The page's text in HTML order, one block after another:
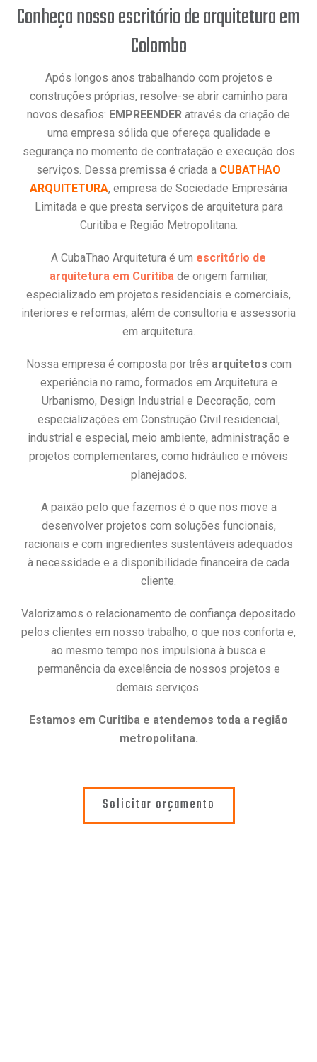
Conheça nosso escritório de arquitetura em
Colombo
Após longos anos trabalhando com projetos e
construções próprias, resolve-se abrir caminho para
novos desafios: EMPREENDER através da criação de
uma empresa sólida que ofereça qualidade e
segurança no momento de contratação e execução dos
serviços. Dessa premissa é criada a CUBATHAO
ARQUITETURA, empresa de Sociedade Empresária
Limitada e que presta serviços de arquitetura para
Curitiba e Região Metropolitana.
A CubaThao Arquitetura é um escritório de
arquitetura em Curitibade origem familiar,
especializado em projetos residenciais e comerciais,
interiores e reformas, além de consultoria e assessoria
em arquitetura.
Nossa empresa é composta por três arquitetos com
experiência no ramo, formados em Arquitetura e
Urbanismo, Design Industrial e Decoração, com
especializações em Construção Civil residencial,
industrial e especial, meio ambiente, administração e
projetos complementares, como hidráulico e móveis
planejados.
A paixão pelo que fazemos é o que nos move a
desenvolver projetos com soluções funcionais,
racionais e com ingredientes sustentáveis adequados
à necessidade e a disponibilidade financeira de cada
cliente.
Valorizamos o relacionamento de confiança depositado
pelos clientes em nosso trabalho, o que nos conforta e,
ao mesmo tempo nos impulsiona à busca e
permanência da excelência de nossos projetos e
demais serviços.
Estamos em Curitiba e atendemos toda a região
metropolitana.
Solicitar orçamento